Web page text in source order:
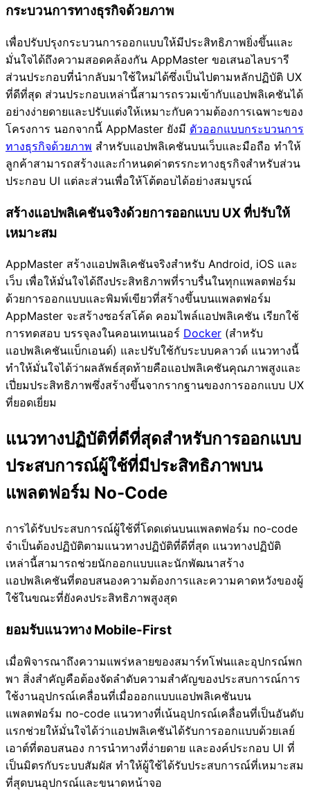
กระบวนการทางธุรกิจด้วยภาพ
เพื่อปรับปรุงกระบวนการออกแบบให้มีประสิทธิภาพยิ่งขึ้นและ
มั่นใจได้ถึงความสอดคล้องกัน AppMaster ขอเสนอไลบรารี
ส่วนประกอบที่นำกลับมาใช้ใหม่ได้ซึ่งเป็นไปตามหลักปฏิบัติ UX
ที่ดีที่สุด ส่วนประกอบเหล่านี้สามารถรวมเข้ากับแอปพลิเคชันได้
อย่างง่ายดายและปรับแต่งให้เหมาะกับความต้องการเฉพาะของ
โครงการ นอกจากนี้ AppMaster ยังมี ตัวออกแบบกระบวนการ
ทางธุรกิจด้วยภาพ สำหรับแอปพลิเคชันบนเว็บและมือถือ ทำให้
ลูกค้าสามารถสร้างและกำหนดค่าตรรกะทางธุรกิจสำหรับส่วน
ประกอบ UI แต่ละส่วนเพื่อให้โต้ตอบได้อย่างสมบูรณ์
สร้างแอปพลิเคชันจริงด้วยการออกแบบ UX ที่ปรับให้
เหมาะสม
AppMaster สร้างแอปพลิเคชันจริงสำหรับ Android, iOS และ
เว็บ เพื่อให้มั่นใจได้ถึงประสิทธิภาพที่ราบรื่นในทุกแพลตฟอร์ม
ด้วยการออกแบบและพิมพ์เขียวที่สร้างขึ้นบนแพลตฟอร์ม
AppMaster จะสร้างซอร์สโค้ด คอมไพล์แอปพลิเคชัน เรียกใช้
การทดสอบ บรรจุลงในคอนเทนเนอร์ Docker (สำหรับ
แอปพลิเคชันแบ็กเอนด์) และปรับใช้กับระบบคลาวด์ แนวทางนี้
ทำให้มั่นใจได้ว่าผลลัพธ์สุดท้ายคือแอปพลิเคชันคุณภาพสูงและ
เปี่ยมประสิทธิภาพซึ่งสร้างขึ้นจากรากฐานของการออกแบบ UX
ที่ยอดเยี่ยม
แนวทางปฏิบัติที่ดีที่สุดสำหรับการออกแบบ
ประสบการณ์ผู้ใช้ที่มีประสิทธิภาพบน
แพลตฟอร์ม No-Code
การได้รับประสบการณ์ผู้ใช้ที่โดดเด่นบนแพลตฟอร์ม no-code
จำเป็นต้องปฏิบัติตามแนวทางปฏิบัติที่ดีที่สุด แนวทางปฏิบัติ
เหล่านี้สามารถช่วยนักออกแบบและนักพัฒนาสร้าง
แอปพลิเคชันที่ตอบสนองความต้องการและความคาดหวังของผู้
ใช้ในขณะที่ยังคงประสิทธิภาพสูงสุด
ยอมรับแนวทาง Mobile-First
เมื่อพิจารณาถึงความแพร่หลายของสมาร์ทโฟนและอุปกรณ์พก
พา สิ่งสำคัญคือต้องจัดลำดับความสำคัญของประสบการณ์การ
ใช้งานอุปกรณ์เคลื่อนที่เมื่อออกแบบแอปพลิเคชันบน
แพลตฟอร์ม no-code แนวทางที่เน้นอุปกรณ์เคลื่อนที่เป็นอันดับ
แรกช่วยให้มั่นใจได้ว่าแอปพลิเคชันได้รับการออกแบบด้วยเลย์
เอาต์ที่ตอบสนอง การนำทางที่ง่ายดาย และองค์ประกอบ UI ที่
เป็นมิตรกับระบบสัมผัส ทำให้ผู้ใช้ได้รับประสบการณ์ที่เหมาะสม
ที่สุดบนอุปกรณ์และขนาดหน้าจอ